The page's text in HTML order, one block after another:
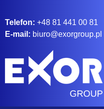
Telefon: +48 81 441 00 81
E-mail: biuro@exorgroup.pl